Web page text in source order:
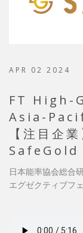
APR 02 2024
FT High-
Asia-
【注目企
SafeGold
日本能率協会総合
エグゼクティブフ